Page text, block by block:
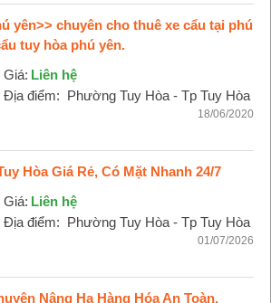
yên>> chuyên cho thuê xe cẩu tại phú
tuy hòa phú yên.
Giá: Liên hệ
Địa điểm: Phường Tuy Hòa - Tp Tuy Hòa
18/06/2020
Hòa Giá Rẻ, Có Mặt Nhanh 24/7
Giá: Liên hệ
Địa điểm: Phường Tuy Hòa - Tp Tuy Hòa
01/07/2026
Nâng Hạ Hàng Hóa An Toàn,